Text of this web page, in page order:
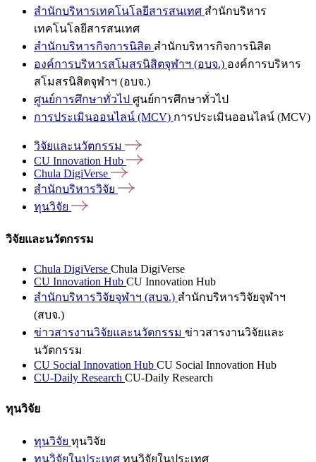
สำนักบริหารเทคโนโลยีสารสนเทศ สำนักบริหาร
เทคโนโลยีสารสนเทศ
สำนักบริหารกิจการนิสิต สำนักบริหารกิจการนิสิต
องค์การบริหารสโมสรนิสิตจุฬาฯ (อบจ.) องค์การบริหาร
สโมสรนิสิตจุฬาฯ (อบจ.)
ศูนย์การศึกษาทั่วไป ศูนย์การศึกษาทั่วไป
การประเมินออนไลน์ (MCV) การประเมินออนไลน์ (MCV)
วิจัยและนวัตกรรม
CU Innovation Hub
Chula DigiVerse
สำนักบริหารวิจัย
ทุนวิจัย
วิจัยและนวัตกรรม
Chula DigiVerse Chula DigiVerse
CU Innovation Hub CU Innovation Hub
สำนักบริหารวิจัยจุฬาฯ (สบจ.) สำนักบริหารวิจัยจุฬาฯ
(สบจ.)
ข่าวสารงานวิจัยและนวัตกรรม ข่าวสารงานวิจัยและ
นวัตกรรม
CU Social Innovation Hub CU Social Innovation Hub
CU-Daily Research CU-Daily Research
ทุนวิจัย
ทุนวิจัย ทุนวิจัย
ทุนวิจัยในประเทศ ทุนวิจัยในประเทศ